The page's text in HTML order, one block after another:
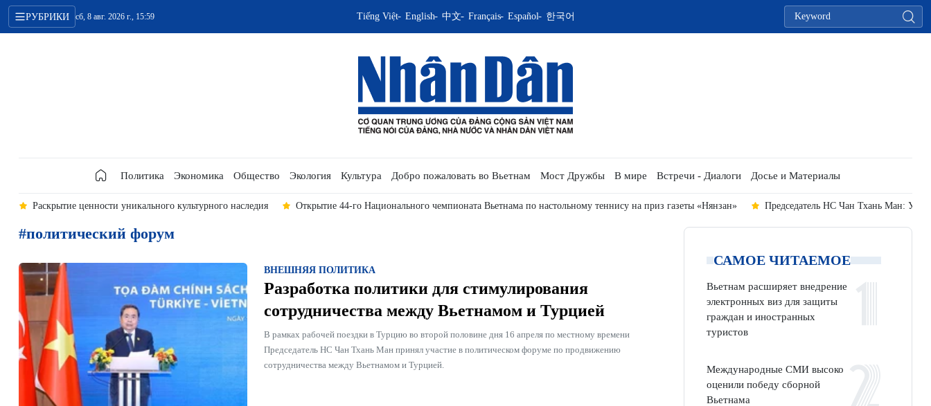
РУБРИКИ сб, 8 авг. 2026 г., 15:59 Tiếng Việt English 中文 Français Español 한국어
Политика Экономика Общество Экология Культура Добро пожаловать во Вьетнам Мост Дружбы В мире Встречи - Диалоги Досье и Материалы
Раскрытие ценности уникального культурного наследия Открытие 44-го Национального чемпионата Вьетнама по настольному теннису на приз газеты «Нянзан» Председатель НС Чан Тхань Ман:
#политический форум
ВНЕШНЯЯ ПОЛИТИКА
Разработка политики для стимулирования
сотрудничества между Вьетнамом и Турцией
В рамках рабочей поездки в Турцию во второй половине дня 16 апреля по местному времени
Председатель НС Чан Тхань Ман принял участие в политическом форуме по продвижению
сотрудничества между Вьетнамом и Турцией.
САМОЕ ЧИТАЕМОЕ
Вьетнам расширяет внедрение
электронных виз для защиты
граждан и иностранных
туристов
Международные СМИ высоко
оценили победу сборной
Вьетнама